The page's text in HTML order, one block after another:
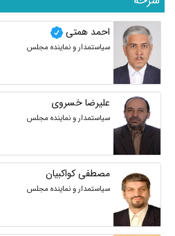
احمد همتی
سیاستمدار و نماینده مجلس
علیرضا خسروی
سیاستمدار و نماینده مجلس
مصطفی کواکبیان
سیاستمدار و نماینده مجلس